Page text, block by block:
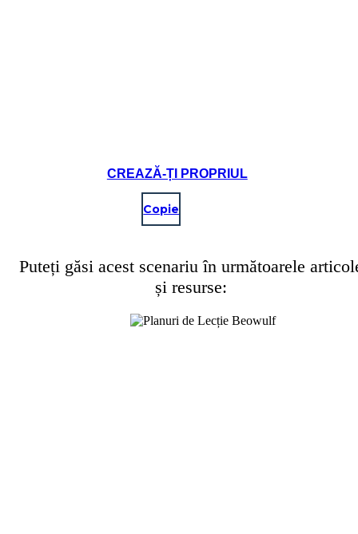
CREAZĂ-ȚI PROPRIUL
Copie
Puteți găsi acest scenariu în următoarele
și resurse: